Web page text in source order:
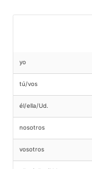
yo
tú/vos
él/ella/Ud.
nosotros
vosotros